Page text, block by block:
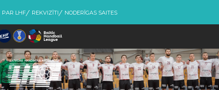
PAR LHF REKVIZĪTI NODERĪGAS SAITES